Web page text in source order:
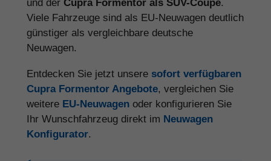
und der Cupra Formentor als SUV-Coupé.
Viele Fahrzeuge sind als EU-Neuwagen deutlich
günstiger als vergleichbare deutsche
Neuwagen.
Entdecken Sie jetzt unsere sofort verfügbaren
Cupra Formentor Angebote, vergleichen Sie
weitere EU-Neuwagen oder konfigurieren Sie
Ihr Wunschfahrzeug direkt im Neuwagen
Konfigurator.